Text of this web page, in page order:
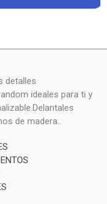
detalles
ideales para ti y
de madera..